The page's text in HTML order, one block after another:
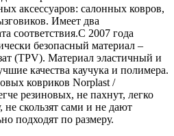
аксессуаров: салонных ковров,
Имеет два
соответствия.С 2007 года
безопасный материал –
(TPV). Материал эластичный и
качества каучука и полимера.
ковриков Norplast /
резиновых, не пахнут, легко
скользят сами и не дают
подходят по размеру.